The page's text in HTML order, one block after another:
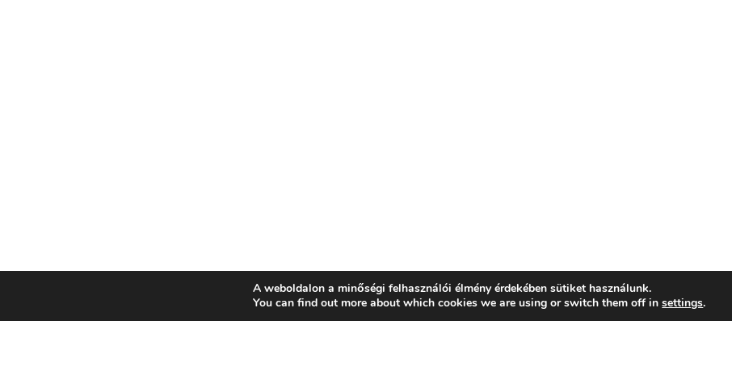
A weboldalon a minőségi felhasználói élmény érdekében sütiket használunk.
You can find out more about which cookies we are using or switch them off insettings.